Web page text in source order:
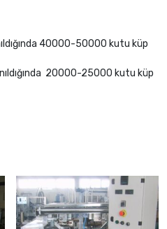
40000-50000 kutu küp
20000-25000 kutu küp